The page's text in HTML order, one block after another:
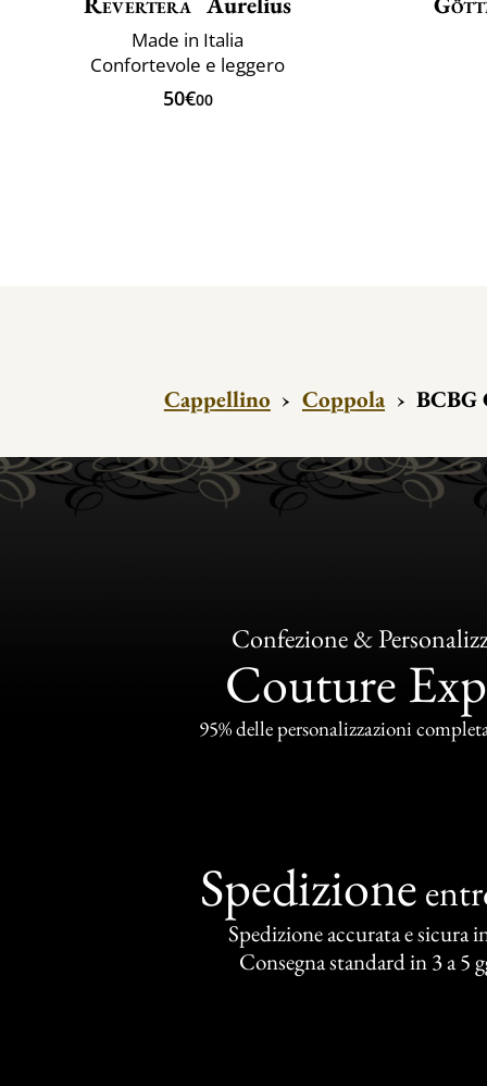
Made in Italia
Confortevole e leggero
50€00
Cappellino › Coppola › BCBG
Confezione &
Couture
95% delle personalizzazioni
Spedizione
Spedizione accurata e sicura
Consegna standard in 3 a 5